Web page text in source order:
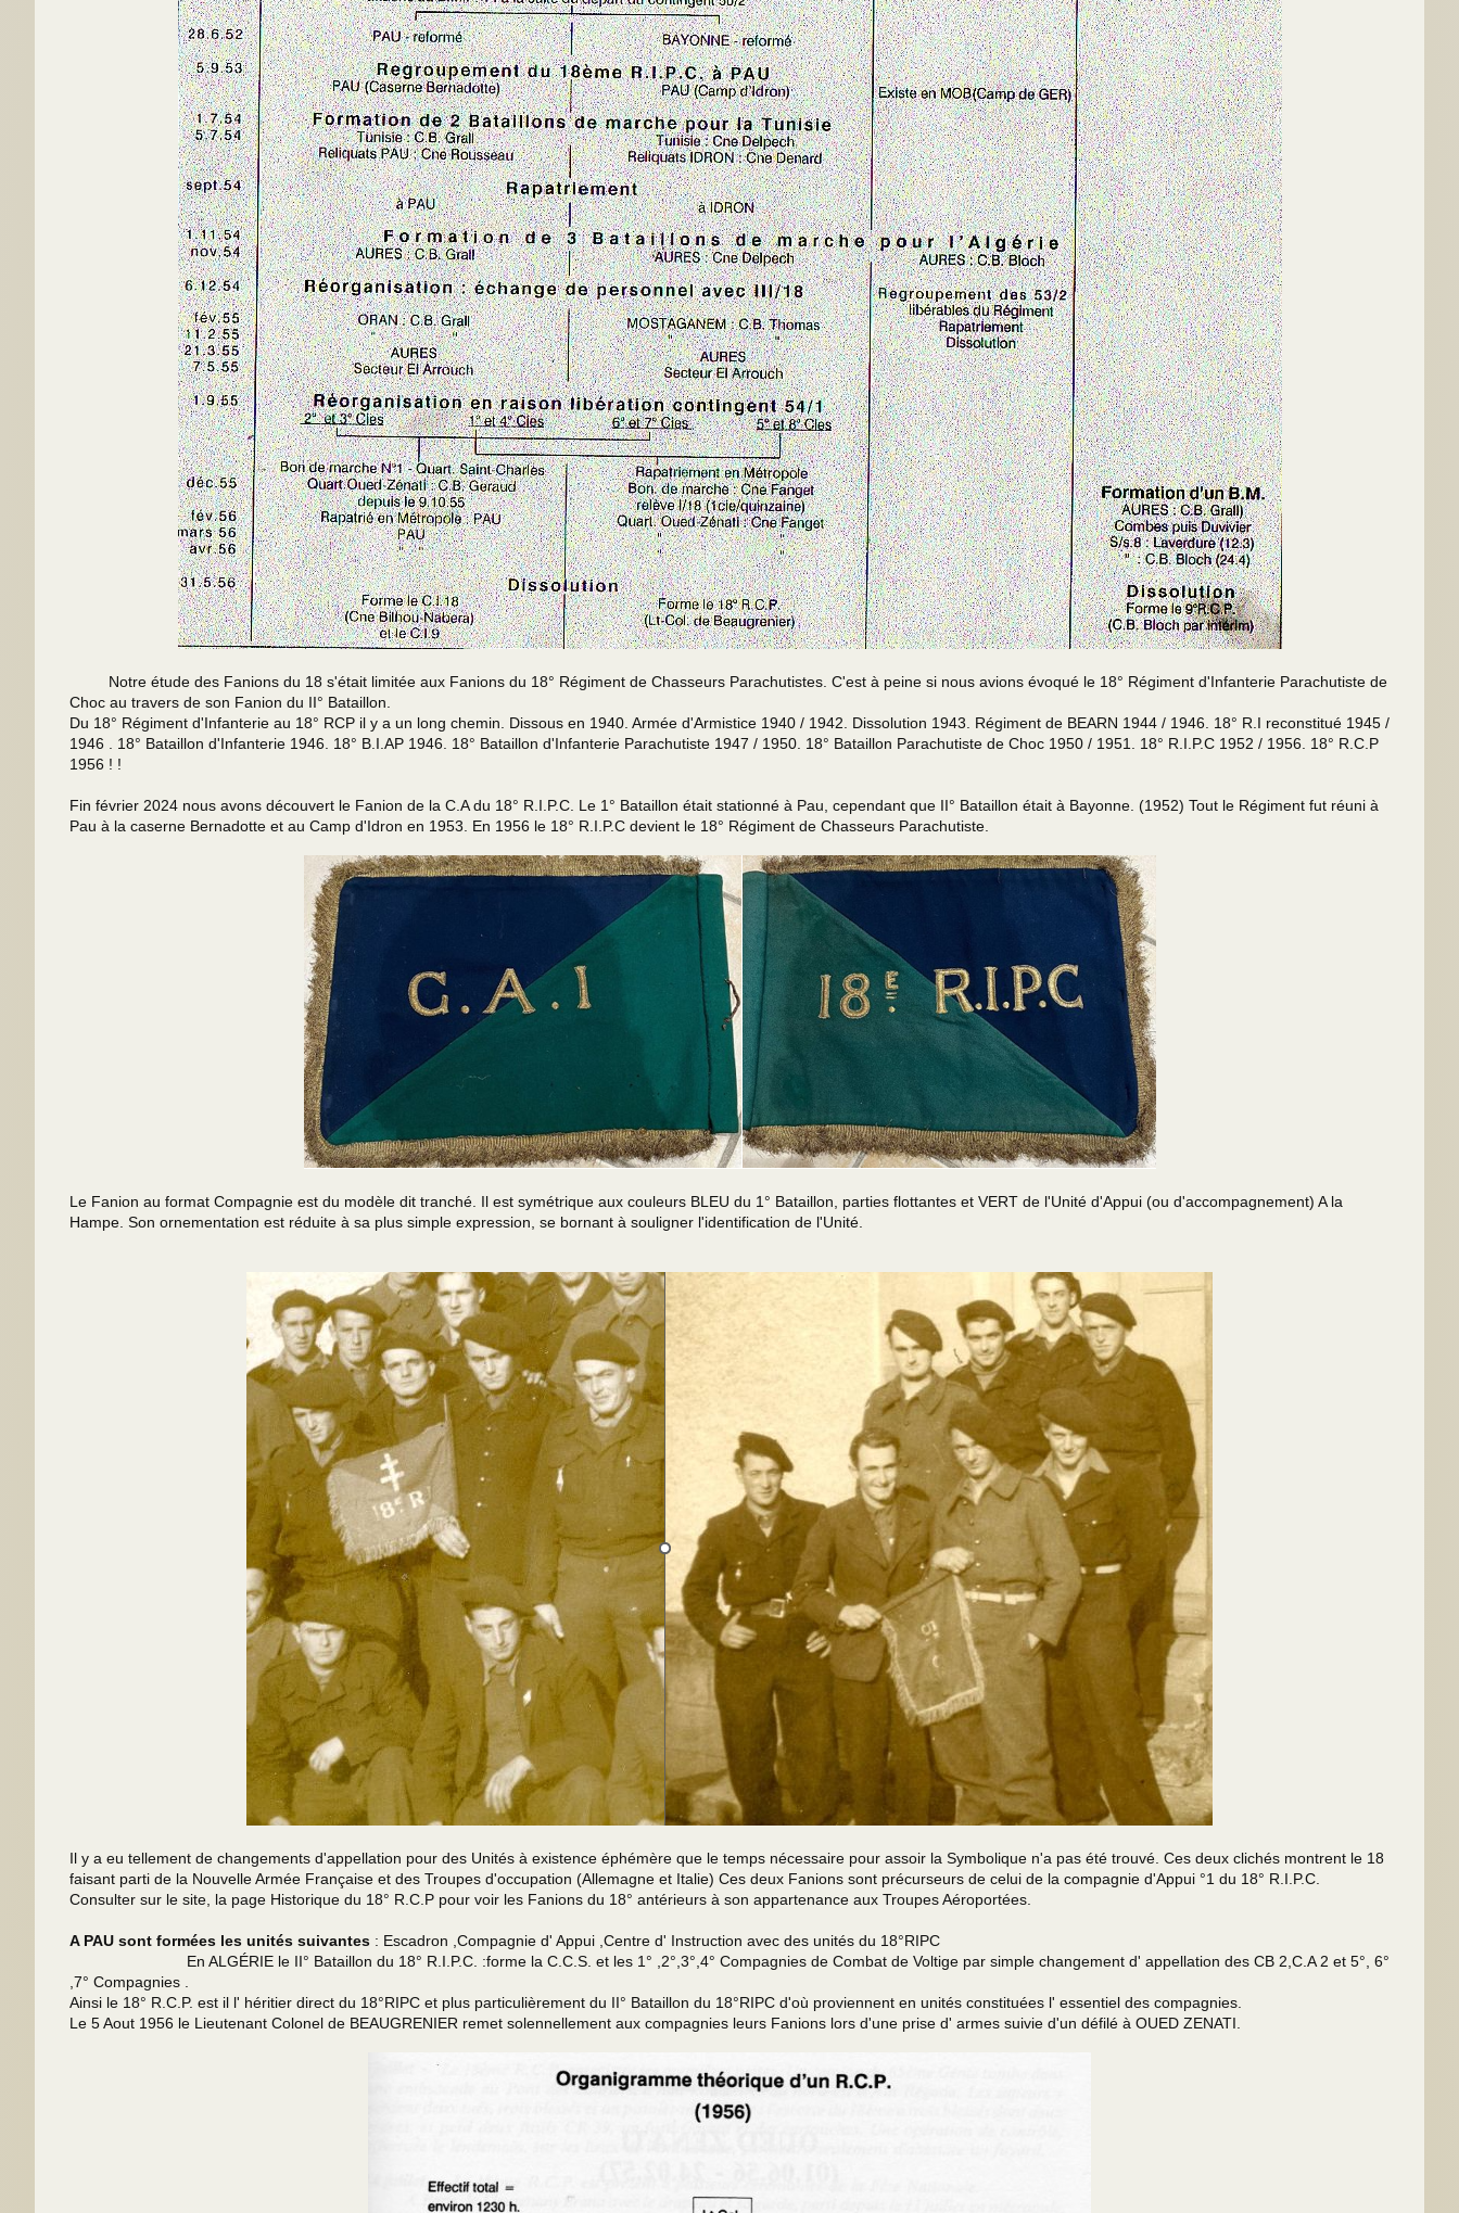
Notre étude des Fanions du 18 s'était limitée aux Fanions du 18° Régiment de Chasseurs Parachutistes. C'est à peine si nous avions évoqué le 18° Régiment d'Infanterie Parachutiste de
Choc au travers de son Fanion du II° Bataillon.
Du 18° Régiment d'Infanterie au 18° RCP il y a un long chemin. Dissous en 1940. Armée d'Armistice 1940 / 1942. Dissolution 1943. Régiment de BEARN 1944 / 1946. 18° R.I reconstitué 1945 /
1946 . 18° Bataillon d'Infanterie 1946. 18° B.I.AP 1946. 18° Bataillon d'Infanterie Parachutiste 1947 / 1950. 18° Bataillon Parachutiste de Choc 1950 / 1951. 18° R.I.P.C 1952 / 1956. 18° R.C.P
1956 ! !
Fin février 2024 nous avons découvert le Fanion de la C.A du 18° R.I.P.C. Le 1° Bataillon était stationné à Pau, cependant que II° Bataillon était à Bayonne. (1952) Tout le Régiment fut réuni à
Pau à la caserne Bernadotte et au Camp d'Idron en 1953. En 1956 le 18° R.I.P.C devient le 18° Régiment de Chasseurs Parachutiste.
Le Fanion au format Compagnie est du modèle dit tranché. Il est symétrique aux couleurs BLEU du 1° Bataillon, parties flottantes et VERT de l'Unité d'Appui (ou d'accompagnement) A la
Hampe. Son ornementation est réduite à sa plus simple expression, se bornant à souligner l'identification de l'Unité.
Il y a eu tellement de changements d'appellation pour des Unités à existence éphémère que le temps nécessaire pour assoir la Symbolique n'a pas été trouvé. Ces deux clichés montrent le 18
faisant parti de la Nouvelle Armée Française et des Troupes d'occupation (Allemagne et Italie) Ces deux Fanions sont précurseurs de celui de la compagnie d'Appui °1 du 18° R.I.P.C.
Consulter sur le site, la page Historique du 18° R.C.P pour voir les Fanions du 18° antérieurs à son appartenance aux Troupes Aéroportées.
A PAU sont formées les unités suivantes : Escadron ,Compagnie d' Appui ,Centre d' Instruction avec des unités du 18°RIPC
En ALGÉRIE le II° Bataillon du 18° R.I.P.C. :forme la C.C.S. et les 1° ,2°,3°,4° Compagnies de Combat de Voltige par simple changement d' appellation des CB 2,C.A 2 et 5°, 6°
,7° Compagnies .
Ainsi le 18° R.C.P. est il l' héritier direct du 18°RIPC et plus particulièrement du II° Bataillon du 18°RIPC d'où proviennent en unités constituées l' essentiel des compagnies.
Le 5 Aout 1956 le Lieutenant Colonel de BEAUGRENIER remet solennellement aux compagnies leurs Fanions lors d'une prise d' armes suivie d'un défilé à OUED ZENATI.